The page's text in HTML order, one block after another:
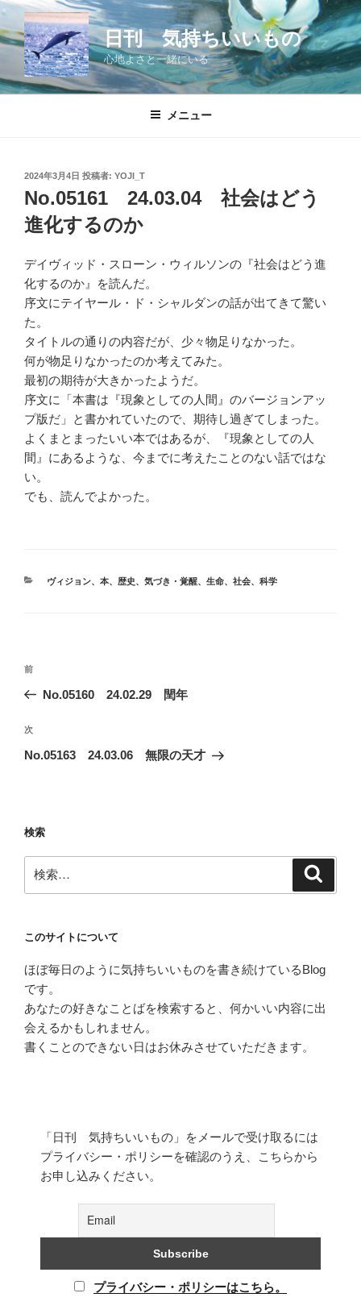
コ
ン
テ
ツ
日刊 気持ちいいもの
心地よさと一緒にいる
メニュー
投
稿
日:
2024年3月4日 投稿者: YOJI_T
No.05161 24.03.04 社会はどう
進化するのか
デイヴィッド・スローン・ウィルソンの『社会はどう進
化するのか』を読んだ。
序文にテイヤール・ド・シャルダンの話が出てきて驚い
た。
タイトルの通りの内容だが、少々物足りなかった。
何が物足りなかったのか考えてみた。
最初の期待が大きかったようだ。
序文に「本書は『現象としての人間』のバージョンアッ
プ版だ」と書かれていたので、期待し過ぎてしまった。
よくまとまったいい本ではあるが、『現象としての人
間』にあるような、今までに考えたことのない話ではな
い。
でも、読んでよかった。
カ
ヴィジョン、 本、 歴史、 気づき・覚醒、 生命、 社会、 科学
投
ビ
ゲ
ン
前
の
稿
前
No.05160 24.02.29 閏年
次
の
次
No.05163 24.03.06 無限の天才
検索
索:
このサイトについて
ほぼ毎日のように気持ちいいものを書き続けているBlog
です。
あなたの好きなことばを検索すると、何かいい内容に出
会えるかもしれません。
書くことのできない日はお休みさせていただきます。
「日刊 気持ちいいもの」をメールで受け取るには
プライバシー・ポリシーを確認のうえ、こちらから
お申し込みください。
プライバシー・ポリシーはこちら。